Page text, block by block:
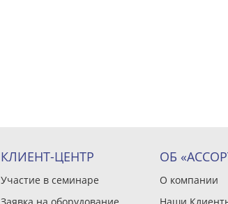
КЛИЕНТ-ЦЕНТР
Участие в семинаре
ОБ
О компании